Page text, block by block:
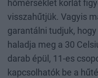
hőmérséklet korlát
visszahűtjük. Vagyis
garantálni tudjuk,
haladja meg a 30
darab épül, 11-es
kapcsolhatók be a